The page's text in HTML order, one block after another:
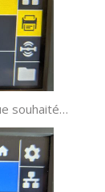
souhaité…